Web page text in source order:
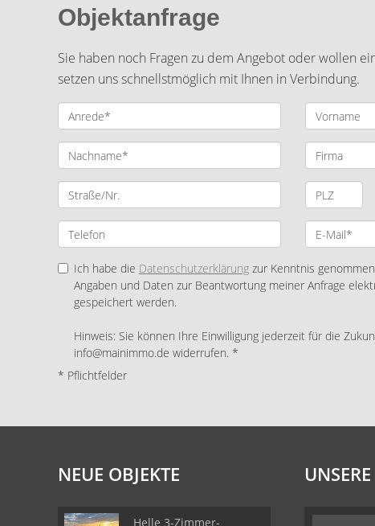
Objektanfrage
Sie haben noch Fragen zu dem Angebot oder wollen
setzen uns schnellstmöglich mit Ihnen in Verbindung.
Ich habe die Datenschutzerklärung zur Kenntnis
Angaben und Daten zur Beantwortung meiner Anfrage
gespeichert werden.
Hinweis: Sie können Ihre Einwilligung jederzeit für die
info@mainimmo.de widerrufen. *
* Pflichtfelder
NEUE OBJEKTE
Helle 3-Zimmer-